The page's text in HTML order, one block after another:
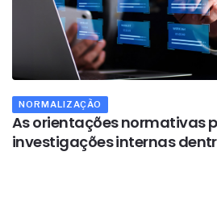
NORMALIZAÇÃO
As orientações normativas
investigações internas